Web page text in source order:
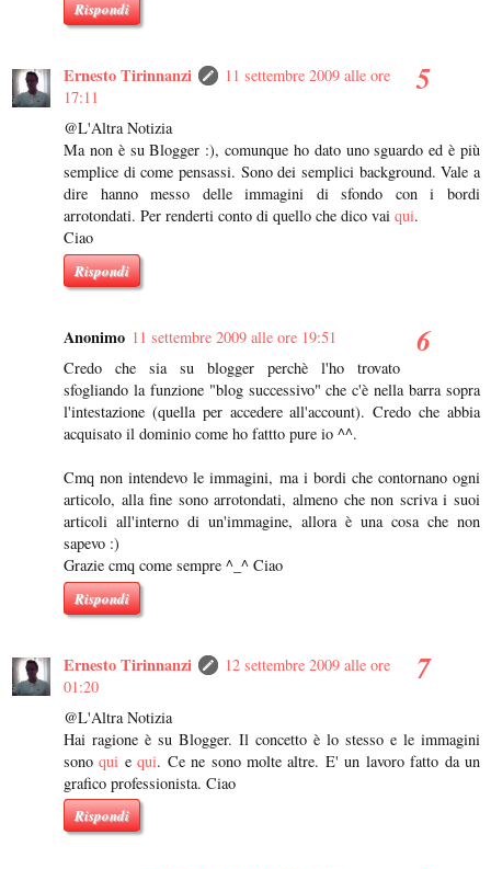
Rispondi
Ernesto Tirinnanzi
11 settembre 2009 alle ore
17:11
@L'Altra Notizia
Ma non è su Blogger :), comunque ho dato uno sguardo ed è più
semplice di come pensassi. Sono dei semplici background. Vale a
dire hanno messo delle immagini di sfondo con i bordi
arrotondati. Per renderti conto di quello che dico vai qui.
Ciao
Rispondi
Anonimo 11 settembre 2009 alle ore 19:51
Credo che sia su blogger perchè l'ho trovato
sfogliando la funzione "blog successivo" che c'è nella barra sopra
l'intestazione (quella per accedere all'account). Credo che abbia
acquisato il dominio come ho fattto pure io ^^.
Cmq non intendevo le immagini, ma i bordi che contornano ogni
articolo, alla fine sono arrotondati, almeno che non scriva i suoi
articoli all'interno di un'immagine, allora è una cosa che non
sapevo :)
Grazie cmq come sempre ^_^ Ciao
Rispondi
Ernesto Tirinnanzi
12 settembre 2009 alle ore
01:20
@L'Altra Notizia
Hai ragione è su Blogger. Il concetto è lo stesso e le immagini
sonoqui equi. Ce ne sono molte altre. E' un lavoro fatto da un
grafico professionista. Ciao
Rispondi